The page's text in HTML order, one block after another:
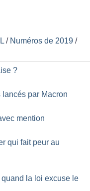
/ Numéros de 2019 /
?
par Macron
mention
qui fait peur au
la loi excuse le